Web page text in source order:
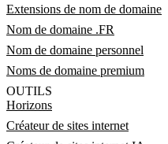
Extensions de nom de domaine
Nom de domaine .FR
Nom de domaine personnel
Noms de domaine premium
OUTILS
Horizons
Créateur de sites internet